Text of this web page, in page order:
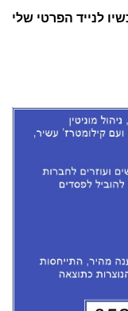
לנייד הפרטי שלי